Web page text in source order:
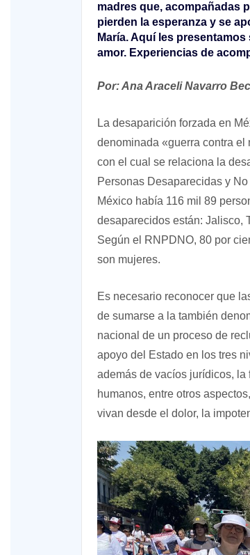
madres que, acompañadas
pierden la esperanza y se
María. Aquí les
amor. Experiencias de
Por: Ana Araceli Navarro
La desaparición forzada en
denominada «guerra contra el
con el cual se relaciona la
Personas Desaparecidas y
México había 116 mil 89
desaparecidos están: Jalisco,
Según el RNPDNO, 80 por
son mujeres.
Es necesario reconocer que
de sumarse a la también
nacional de un proceso de
apoyo del Estado en los tres
además de vacíos jurídicos,
humanos, entre otros
vivan desde el dolor, la